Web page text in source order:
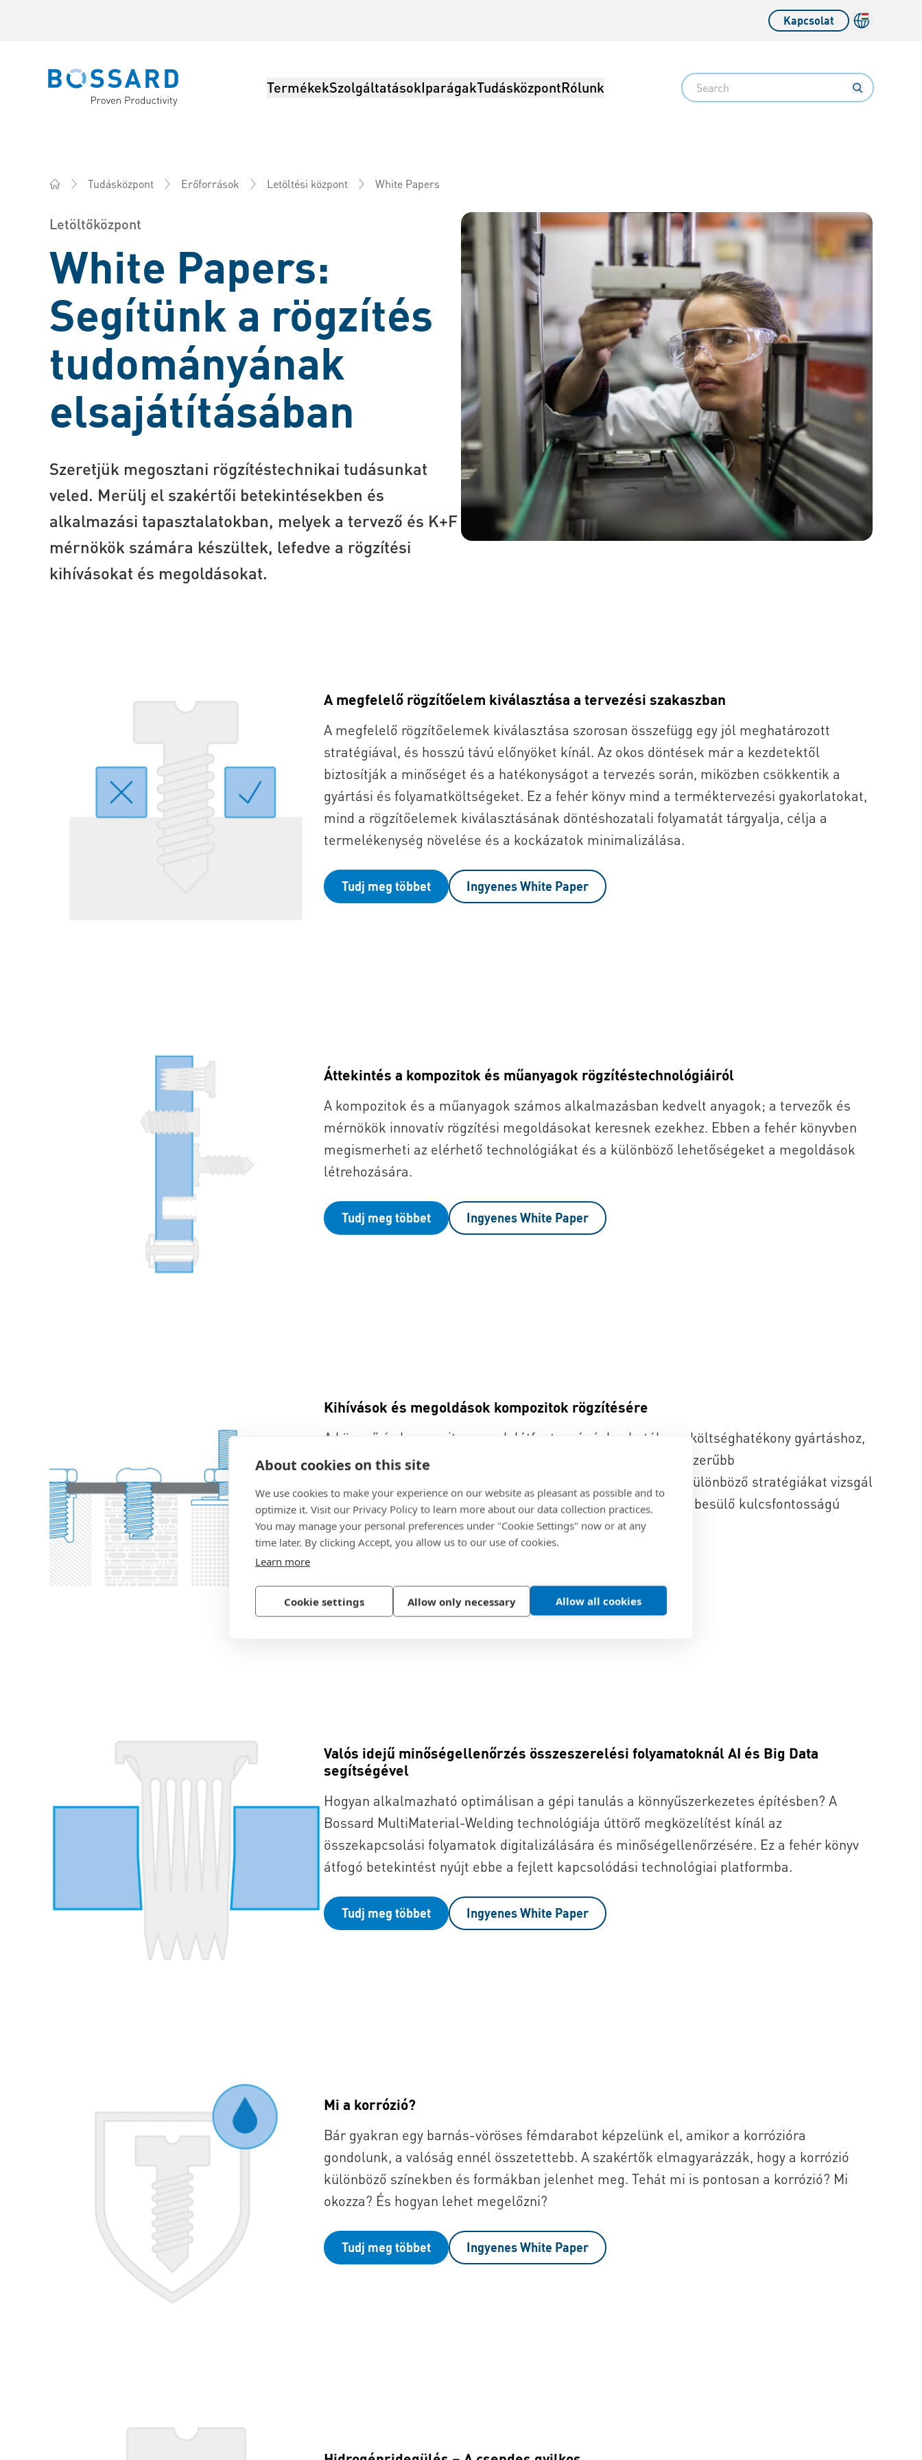
About cookies on this site
We use cookies to make your experience on our website as pleasant as possible and to
optimize it. Visit our Privacy Policy to learn more about our data collection practices.
You may manage your personal preferences under "Cookie Settings" now or at any
time later. By clicking Accept, you allow us to our use of cookies.
Learn more
Cookie settings Allow only necessary Allow all cookies
Kapcsolat
Bossard homepage TermékekSzolgáltatásokIparágakTudásközpontRólunk Search
Tudásközpont Erőforrások Letöltési központ White Papers
Letöltőközpont
White Papers:
Segítünk a rögzítés
tudományának
elsajátításában
Szeretjük megosztani rögzítéstechnikai tudásunkat
veled. Merülj el szakértői betekintésekben és
alkalmazási tapasztalatokban, melyek a tervező és K+F
mérnökök számára készültek, lefedve a rögzítési
kihívásokat és megoldásokat.
A megfelelő rögzítőelem kiválasztása a tervezési szakaszban
A megfelelő rögzítőelemek kiválasztása szorosan összefügg egy jól meghatározott
stratégiával, és hosszú távú előnyöket kínál. Az okos döntések már a kezdetektől
biztosítják a minőséget és a hatékonyságot a tervezés során, miközben csökkentik a
gyártási és folyamatköltségeket. Ez a fehér könyv mind a terméktervezési gyakorlatokat,
mind a rögzítőelemek kiválasztásának döntéshozatali folyamatát tárgyalja, célja a
termelékenység növelése és a kockázatok minimalizálása.
Tudj meg többet Ingyenes White Paper
Áttekintés a kompozitok és műanyagok rögzítéstechnológiáiról
A kompozitok és a műanyagok számos alkalmazásban kedvelt anyagok; a tervezők és
mérnökök innovatív rögzítési megoldásokat keresnek ezekhez. Ebben a fehér könyvben
megismerheti az elérhető technológiákat és a különböző lehetőségeket a megoldások
létrehozására.
Tudj meg többet Ingyenes White Paper
Kihívások és megoldások kompozitok rögzítésére
A könnyű és kompozit anyagok létfontosságúak a hatékony, költséghatékony gyártáshoz,
de ezek kombinálása többanyagú komponensekké a legkorszerűbb
rögzítéstechnológiával bonyolulttá válhat. Ez a fehér könyv különböző stratégiákat vizsgál
meg, amelyekkel a tervezők, gyártók és összeszerelők szembesülő kulcsfontosságú
kihívásokat lehet kezelni.
Valós idejű minőségellenőrzés összeszerelési folyamatoknál AI és Big Data
segítségével
Hogyan alkalmazható optimálisan a gépi tanulás a könnyűszerkezetes építésben? A
Bossard MultiMaterial-Welding technológiája úttörő megközelítést kínál az
összekapcsolási folyamatok digitalizálására és minőségellenőrzésére. Ez a fehér könyv
átfogó betekintést nyújt ebbe a fejlett kapcsolódási technológiai platformba.
Tudj meg többet Ingyenes White Paper
Mi a korrózió?
Bár gyakran egy barnás-vöröses fémdarabot képzelünk el, amikor a korrózióra
gondolunk, a valóság ennél összetettebb. A szakértők elmagyarázzák, hogy a korrózió
különböző színekben és formákban jelenhet meg. Tehát mi is pontosan a korrózió? Mi
okozza? És hogyan lehet megelőzni?
Tudj meg többet Ingyenes White Paper